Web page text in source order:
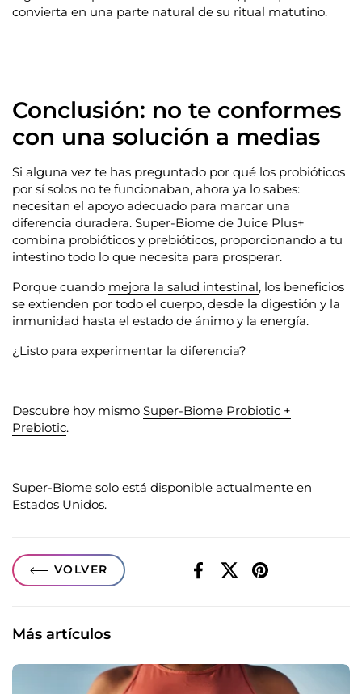
convierta en una parte natural de su ritual matutino.
Conclusión: no te conformes
con una solución a medias
Si alguna vez te has preguntado por qué los probióticos
por sí solos no te funcionaban, ahora ya lo sabes:
necesitan el apoyo adecuado para marcar una
diferencia duradera. Super-Biome de Juice Plus+
combina probióticos y prebióticos, proporcionando a tu
intestino todo lo que necesita para prosperar.
Porque cuando mejora la salud intestinal, los beneficios
se extienden por todo el cuerpo, desde la digestión y la
inmunidad hasta el estado de ánimo y la energía.
¿Listo para experimentar la diferencia?
Descubre hoy mismo Super-Biome Probiotic +
Prebiotic.
Super-Biome solo está disponible actualmente en
Estados Unidos.
VOLVER
FacebookX (Twitter)Pinterest
Más artículos